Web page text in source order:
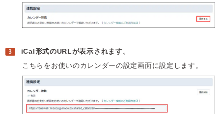
iCal形式のURLが表示されます。
こちらをお使いのカレンダーの設定画面に設定します。